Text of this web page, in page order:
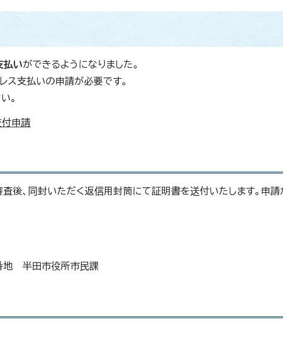
払いができるようになりました。
ス支払いの申請が必要です。
。
付申請
後、同封いただく返信用封筒にて証明書を送付いたします。申
半田市役所市民課